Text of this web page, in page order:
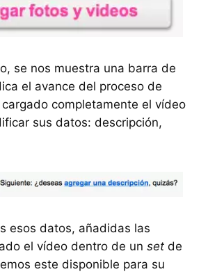
se nos muestra una barra de
el avance del proceso de
completamente el vídeo
sus datos: descripción,
esos datos, añadidas las
el vídeo dentro de un set de
este disponible para su